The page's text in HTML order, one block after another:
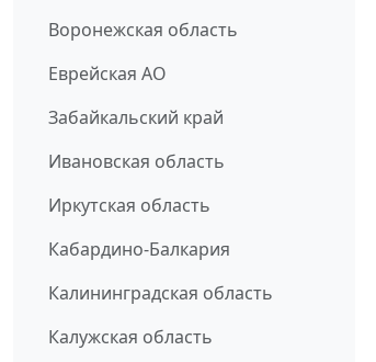
Воронежская область
Еврейская АО
Забайкальский край
Ивановская область
Иркутская область
Кабардино-Балкария
Калининградская область
Калужская область